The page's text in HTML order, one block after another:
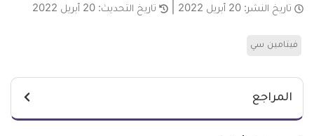
تاريخ النشر: 20 أبريل 2022 تاريخ التحديث: 20 أبريل 2022
فيتامين سي
المراجع